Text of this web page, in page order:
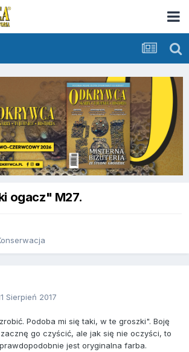
ogacz" M27.
Sierpień 2017
Podoba mi się taki, w te groszki". Boję
go czyścić, ale jak się nie oczyści, to
jest oryginalna farba.